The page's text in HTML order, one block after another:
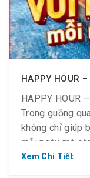
HAPPY HOUR
HAPPY HOUR
Trong guồng
không chỉ giúp
mỗi ngày mà
nguồn sáng tạo
Xem Chi Tiết